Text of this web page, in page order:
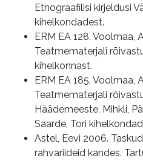
Etnograafilisi kirjeldusi
kihelkondadest.
ERM EA 128. Voolmaa,
Teatmematerjali
kihelkonnast.
ERM EA 185. Voolmaa,
Teatmematerjali
Häädemeeste, Mihkli,
Saarde, Tori
Astel, Eevi 2006.
rahvariideid kandes.